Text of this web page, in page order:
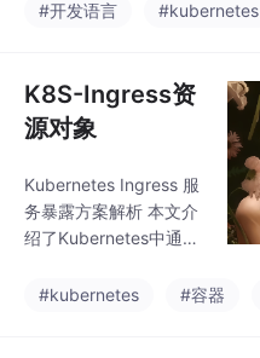
分析。Pod是Kubernet
网络的容器。文章阐述
了Pod的创建流程（从A
PI请求到最终调度），
源清单中的关键字段。
同时介绍了标签管理、
资源限制配置以及三种
动）的使用方法。最后
#开发语言 #kubernetes
K8S-Ingress资
源对象
Kubernetes Ingress 服
务暴露方案解析 本文介
绍了Kubernetes中通过
方案。传统NodePort方
#kubernetes #容器